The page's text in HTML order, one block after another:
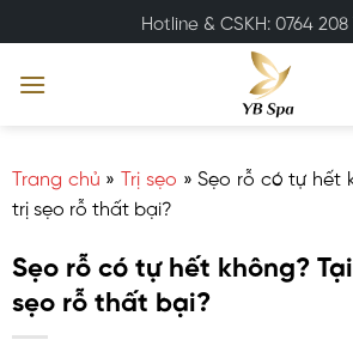
qua
nội
Hotline & CSKH: 0764 208
Trang chủ »Trị sẹo » Sẹo rỗ có tự hết
trị sẹo rỗ thất bại?
Sẹo rỗ có tự hết không?
sẹo rỗ thất bại?